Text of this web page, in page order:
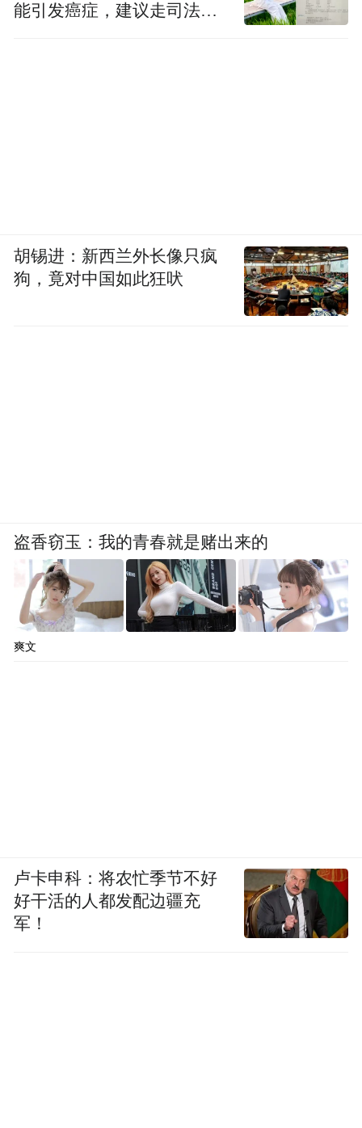
能引发癌症，建议走司法途
胡锡进：新西兰外长像只疯
狗，竟对中国如此狂吠
盗香窃玉：我的青春就是赌出来的
爽文
卢卡申科：将农忙季节不好
好干活的人都发配边疆充
军！